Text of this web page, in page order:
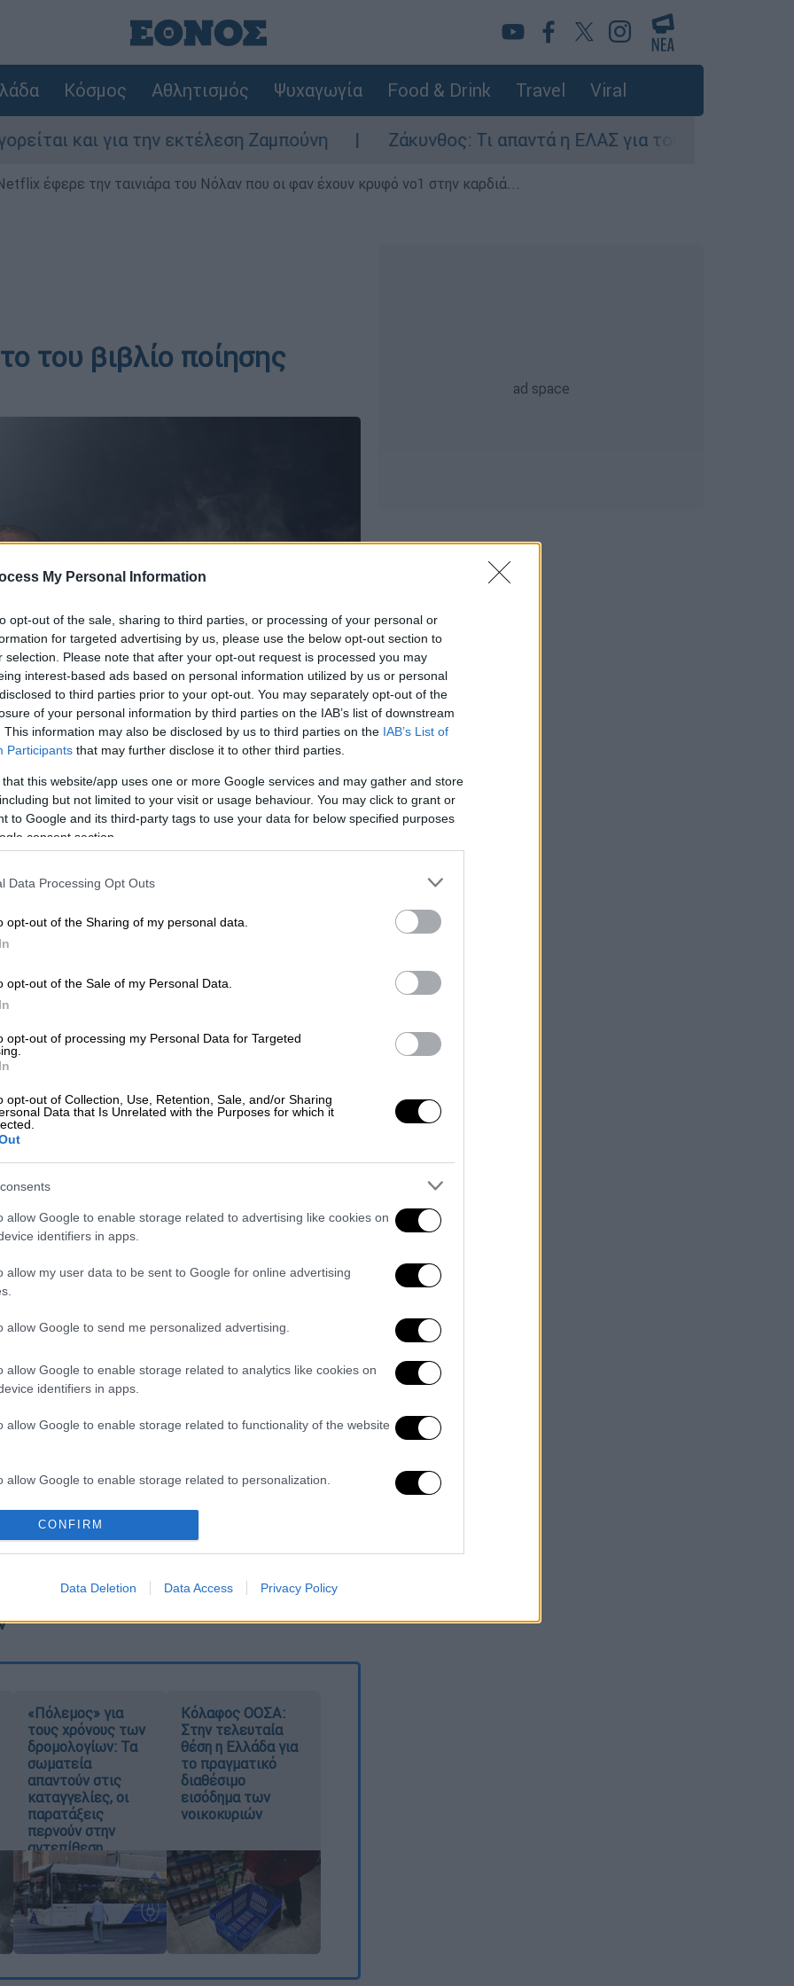
My Personal Information
opt-out of the sale, sharing to third parties, or processing of your personal or
for targeted advertising by us, please use the below opt-out section to
selection. Please note that after your opt-out request is processed you may
interest-based ads based on personal information utilized by us or personal
to third parties prior to your opt-out. You may separately opt-out of the
of your personal information by third parties on the IAB’s list of downstream
This information may also be disclosed by us to third parties on the IAB’s List of
Participants that may further disclose it to other third parties.
that this website/app uses one or more Google services and may gather and store
but not limited to your visit or usage behaviour. You may click to grant or
to Google and its third-party tags to use your data for below specified purposes
consent section.
Data Processing Opt Outs
opt-out of the Sharing of my personal data.
opt-out of the Sale of my Personal Data.
opt-out of processing my Personal Data for Targeted
opt-out of Collection, Use, Retention, Sale, and/or Sharing
Data that Is Unrelated with the Purposes for which it
allow Google to enable storage related to advertising like cookies on
identifiers in apps.
allow my user data to be sent to Google for online advertising
allow Google to send me personalized advertising.
allow Google to enable storage related to analytics like cookies on
identifiers in apps.
allow Google to enable storage related to functionality of the website
allow Google to enable storage related to personalization.
allow Google to enable storage related to security, including
functionality and fraud prevention, and other user protection.
CONFIRM
Data Deletion Data Access Privacy Policy
Κόσμος Αθλητισμός Ψυχαγωγία Food & Drink Travel Viral
και για την εκτέλεση Ζαμπούνη Ζάκυνθος: Τι απαντά η ΕΛΑΣ για τους 8 βιασμούς
έφερε την ταινιάρα του Νόλαν που οι φαν έχουν κρυφό νο1 στην καρδιά...
του βιβλίο ποίησης
με ποίηση. Μέσω του
για το βιβλίο συνεργάστηκε με τη φίλη
τραγουδιών στα άλμπουμ
«Views»
τα τελευταία 15 χρόνια χτίζοντας αυτό
ονειρευτούν, την επιτυχία ως απόλυτος
ρεκόρ έως τα περιζήτητα πρότζεκτ
είναι πραγματικά ένα πολιτιστικό
ποίησης, ο Όμπρεϊ Ντρέικ Γκρέιαμ
παρουσιάζοντας το «
να αγοράσουν ή να υποστηρίξουν κάτι
βιβλίο είναι διαθέσιμο στο
καταστήματα» έγραψε ο ράπερ.
από την προεδρία: «Έκλεισε ένας
η άμεση προτεραιότητα»
και Ιστορία, η πλειοψηφία
με τις βάσεις
που υπάρχει και σε αναψυκτικά
- Πότε οι επίσημες ανακοινώσεις
τραγουδίστρια
στήριξης που νομοθετεί η κυβέρνηση για
«Πόλεμος» για
τους χρόνους των
δρομολογίων: Τα
σωματεία
απαντούν στις
καταγγελίες, οι
παρατάξεις
περνούν στην
αντεπίθεση
Κόλαφος ΟΟΣΑ:
Στην τελευταία
θέση η Ελλάδα για
το πραγματικό
διαθέσιμο
εισόδημα των
νοικοκυριών